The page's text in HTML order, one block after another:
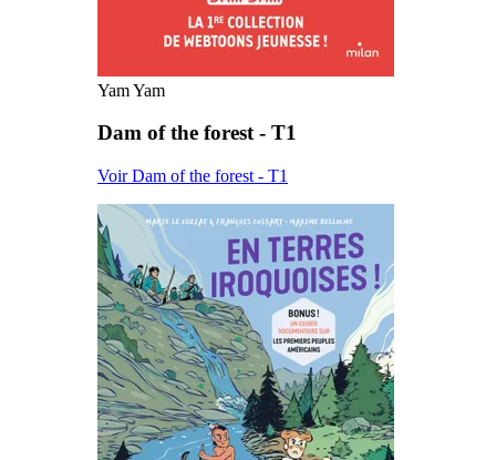
Yam Yam
Dam of the forest - T1
Voir Dam of the forest - T1